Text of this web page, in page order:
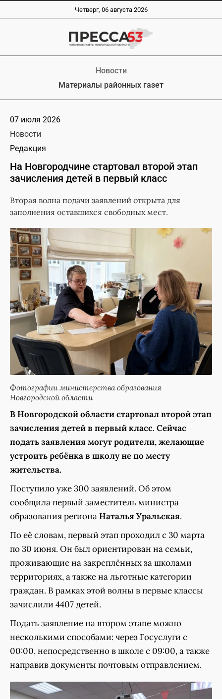
Четверг, 06 августа 2026
Новости
Материалы районных газет
07 июля 2026
Новости
Редакция
На Новгородчине стартовал второй этап
зачисления детей в первый класс
Вторая волна подачи заявлений открыта для
заполнения оставшихся свободных мест.
Фотографии министерства образования
Новгородской области
В Новгородской области стартовал второй этап
зачисления детей в первый класс. Сейчас
подать заявления могут родители, желающие
устроить ребёнка в школу не по месту
жительства.
Поступило уже 300 заявлений. Об этом
сообщила первый заместитель министра
образования регионаНаталья Уральская.
По её словам, первый этап проходил с 30 марта
по 30 июня. Он был ориентирован на семьи,
проживающие на закреплённых за школами
территориях, а также на льготные категории
граждан. В рамках этой волны в первые классы
зачислили 4407 детей.
Подать заявление на втором этапе можно
несколькими способами: через Госуслуги с
00:00, непосредственно в школе с 09:00, а также
направив документы почтовым отправлением.